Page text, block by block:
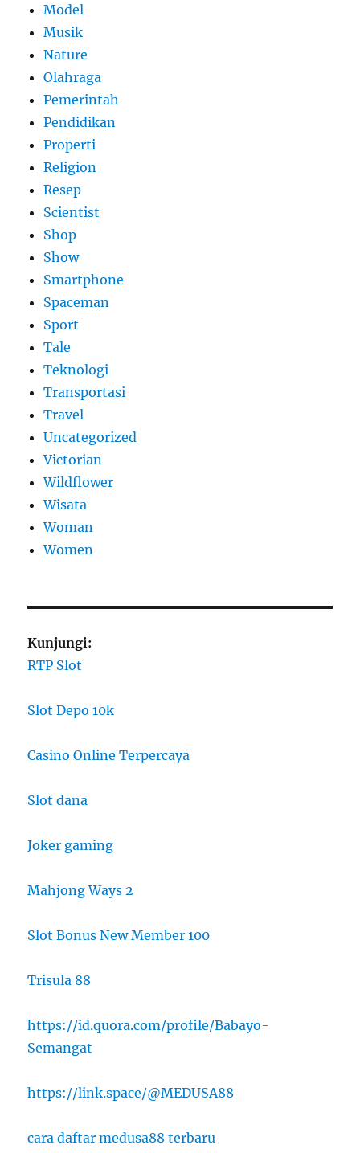
Model
Musik
Nature
Olahraga
Pemerintah
Pendidikan
Properti
Religion
Resep
Scientist
Shop
Show
Smartphone
Spaceman
Sport
Tale
Teknologi
Transportasi
Travel
Uncategorized
Victorian
Wildflower
Wisata
Woman
Women
Kunjungi:
RTP Slot
Slot Depo 10k
Casino Online Terpercaya
Slot dana
Joker gaming
Mahjong Ways 2
Slot Bonus New Member 100
Trisula 88
https://id.quora.com/profile/Babayo-
Semangat
https://link.space/@MEDUSA88
cara daftar medusa88 terbaru